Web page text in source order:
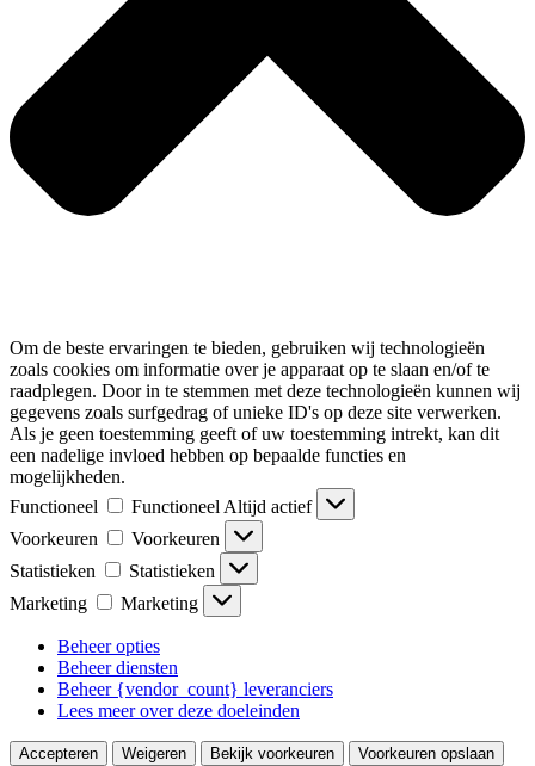
Om de beste ervaringen te bieden, gebruiken wij technologieën
zoals cookies om informatie over je apparaat op te slaan en/of te
raadplegen. Door in te stemmen met deze technologieën kunnen wij
gegevens zoals surfgedrag of unieke ID's op deze site verwerken.
Als je geen toestemming geeft of uw toestemming intrekt, kan dit
een nadelige invloed hebben op bepaalde functies en
mogelijkheden.
Functioneel
Functioneel Altijd actief
Voorkeuren
Voorkeuren
Statistieken
Statistieken
Marketing
Marketing
Beheer opties
Beheer diensten
Beheer {vendor_count} leveranciers
Lees meer over deze doeleinden
Accepteren Weigeren Bekijk voorkeuren Voorkeuren opslaan